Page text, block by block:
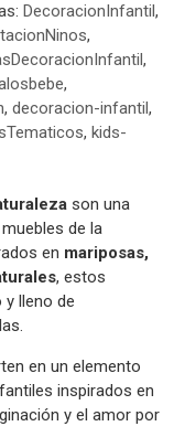
DecoracionInfantil,
,
,
,
, decoracion-infantil,
, kids-
son una
de la
en mariposas,
, estos
lleno de
en un elemento
inspirados en
y el amor por